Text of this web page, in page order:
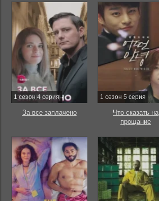
1 сезон 4 серия
За все заплачено
1 сезон 5 серия
Что сказать на
прощание